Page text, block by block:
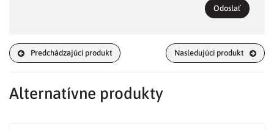
Odoslať
Predchádzajúci produkt Nasledujúci produkt
Alternatívne produkty